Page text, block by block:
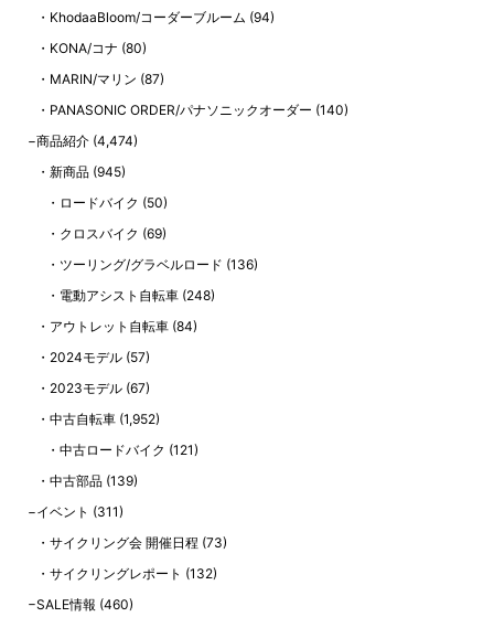
KhodaaBloom/コーダーブルーム (94)
KONA/コナ (80)
MARIN/マリン (87)
PANASONIC ORDER/パナソニックオーダー (140)
商品紹介 (4,474)
新商品 (945)
ロードバイク (50)
クロスバイク (69)
ツーリング/グラベルロード (136)
電動アシスト自転車(248)
アウトレット自転車 (84)
2024モデル (57)
2023モデル (67)
中古自転車 (1,952)
中古ロードバイク (121)
中古部品 (139)
イベント (311)
サイクリング会 開催日程 (73)
サイクリングレポート (132)
SALE情報 (460)